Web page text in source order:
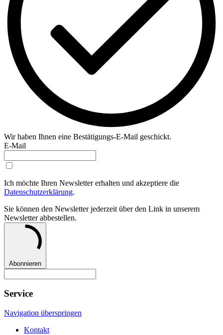
Wir haben Ihnen eine Bestätigungs-E-Mail geschickt.
E-Mail
Ich möchte Ihren Newsletter erhalten und akzeptiere die
Datenschutzerklärung.
Sie können den Newsletter jederzeit über den Link in unserem
Newsletter abbestellen.
Abonnieren
Service
Navigation überspringen
Kontakt